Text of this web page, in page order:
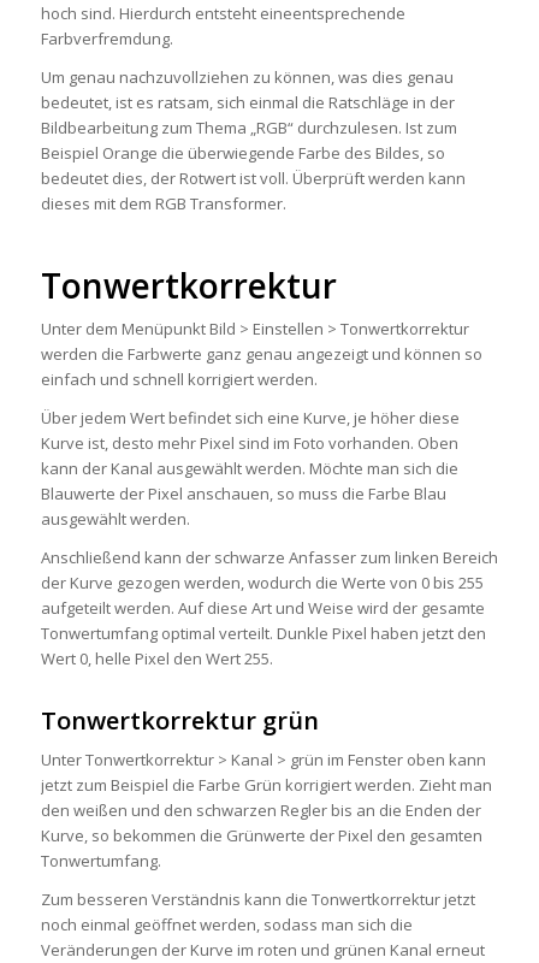
hoch sind. Hierdurch entsteht eineentsprechende
Farbverfremdung.
Um genau nachzuvollziehen zu können, was dies genau
bedeutet, ist es ratsam, sich einmal die Ratschläge in der
Bildbearbeitung zum Thema „RGB“ durchzulesen. Ist zum
Beispiel Orange die überwiegende Farbe des Bildes, so
bedeutet dies, der Rotwert ist voll. Überprüft werden kann
dieses mit dem RGB Transformer.
Tonwertkorrektur
Unter dem Menüpunkt Bild > Einstellen > Tonwertkorrektur
werden die Farbwerte ganz genau angezeigt und können so
einfach und schnell korrigiert werden.
Über jedem Wert befindet sich eine Kurve, je höher diese
Kurve ist, desto mehr Pixel sind im Foto vorhanden. Oben
kann der Kanal ausgewählt werden. Möchte man sich die
Blauwerte der Pixel anschauen, so muss die Farbe Blau
ausgewählt werden.
Anschließend kann der schwarze Anfasser zum linken Bereich
der Kurve gezogen werden, wodurch die Werte von 0 bis 255
aufgeteilt werden. Auf diese Art und Weise wird der gesamte
Tonwertumfang optimal verteilt. Dunkle Pixel haben jetzt den
Wert 0, helle Pixel den Wert 255.
Tonwertkorrektur grün
Unter Tonwertkorrektur > Kanal > grün im Fenster oben kann
jetzt zum Beispiel die Farbe Grün korrigiert werden. Zieht man
den weißen und den schwarzen Regler bis an die Enden der
Kurve, so bekommen die Grünwerte der Pixel den gesamten
Tonwertumfang.
Zum besseren Verständnis kann die Tonwertkorrektur jetzt
noch einmal geöffnet werden, sodass man sich die
Veränderungen der Kurve im roten und grünen Kanal erneut